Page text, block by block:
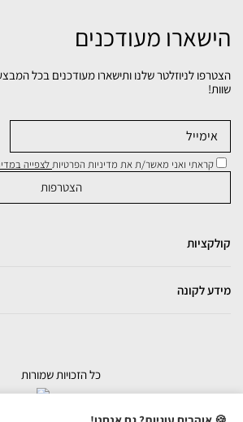
הישארו מעודכנים
הצטרפו לניוזלטר שלנו ותישארו מעודכנים בכל
שוות!
קראתי ואני מאשר/ת את מדיניות הפרטיותלצפייה
קולקציות
מידע לקונה
בניית אתרי מכירות
כל הזכויות שמורות